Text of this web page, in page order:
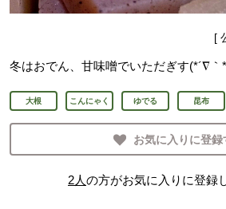
[
冬はおでん、甘味噌でいただぎす(*´∇｀
大根 こんにゃく ゆでる 昆布
お気に入りに登録
2人の方がお気に入りに登録